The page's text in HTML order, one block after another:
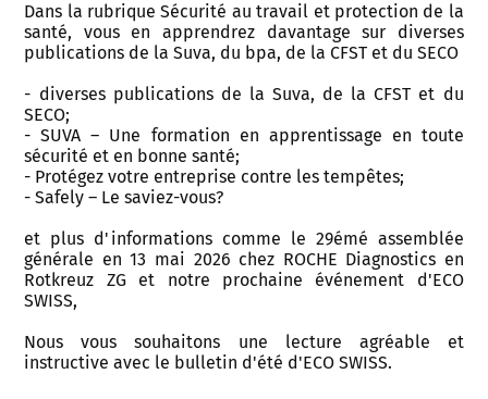
Dans la rubrique Sécurité au travail et protection de la
santé, vous en apprendrez davantage sur diverses
publications de la Suva, du bpa, de la CFST et du SECO
- diverses publications de la Suva, de la CFST et du
SECO;
- SUVA – Une formation en apprentissage en toute
sécurité et en bonne santé;
- Protégez votre entreprise contre les tempêtes;
- Safely – Le saviez-vous?
et plus d'informations comme le 29émé assemblée
générale en 13 mai 2026 chez ROCHE Diagnostics en
Rotkreuz ZG et notre prochaine événement d'ECO
SWISS,
Nous vous souhaitons une lecture agréable et
instructive avec le bulletin d'été d'ECO SWISS.